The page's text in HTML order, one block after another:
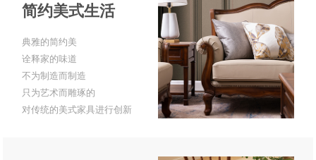
简约美式生活
典雅的简约美
诠释家的味道
不为制造而制造
只为艺术而雕琢的
对传统的美式家具进行创新